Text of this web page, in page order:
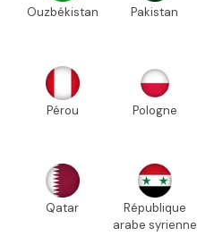
Ouzbékistan Pakistan
Pérou Pologne
Qatar
République
arabe syrienne